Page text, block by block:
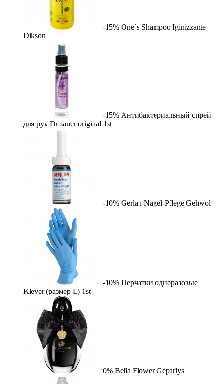
-15% One`s Shampoo Iginizzante
Dikson
-15% Антибактериальный спрей
для рук Dr sauer original 1st
-10% Gerlan Nagel-Pflege Gehwol
-10% Перчатки одноразовые
Klever (размер L) 1st
0% Bella Flower Geparlys